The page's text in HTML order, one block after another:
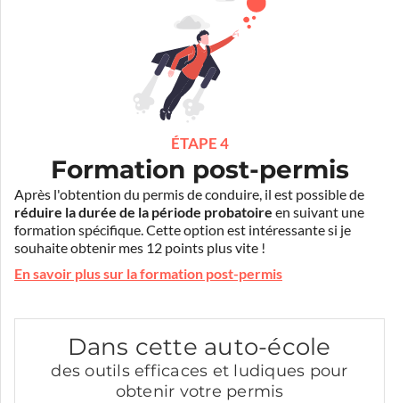
ÉTAPE 4
Formation post-permis
Après l'obtention du permis de conduire, il est possible de
réduire la durée de la période probatoire en suivant une
formation spécifique. Cette option est intéressante si je
souhaite obtenir mes 12 points plus vite !
En savoir plus sur la formation post-permis
Dans cette auto-école
des outils efficaces et ludiques pour
obtenir votre permis